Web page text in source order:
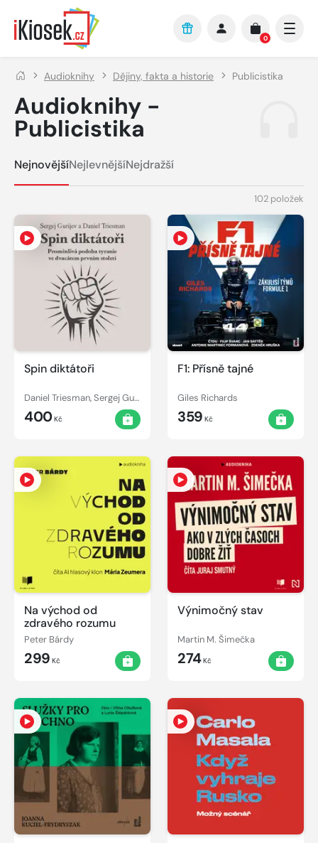
Přejít na hlavní obsah
0
Audioknihy Dějiny, fakta a historie Publicistika
Audioknihy -
Publicistika
NejnovějšíNejlevnějšíNejdražší
102 položek
Spin diktátoři
Daniel Triesman, Sergej Gurijev
400Kč
F1: Přísně tajné
Giles Richards
359 Kč
Na východ od
zdravého rozumu
Peter Bárdy
299 Kč
Výnimočný stav
Martin M. Šimečka
274Kč